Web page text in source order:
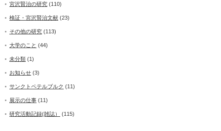
宮沢賢治の研究 (110)
検証・宮沢賢治文献 (23)
その他の研究 (113)
大学のこと (44)
未分類 (1)
お知らせ (3)
サンクトペテルブルク (11)
展示の仕事 (11)
研究活動記録(雑誌） (115)